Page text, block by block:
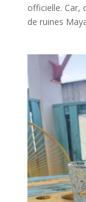
officielle. Car,
de ruines